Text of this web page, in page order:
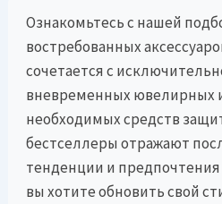
Ознакомьтесь с нашей
востребованных
сочетается с
вневременных ювелирных
необходимых средств
бестселлеры отражают
тенденции и
вы хотите обновить свой